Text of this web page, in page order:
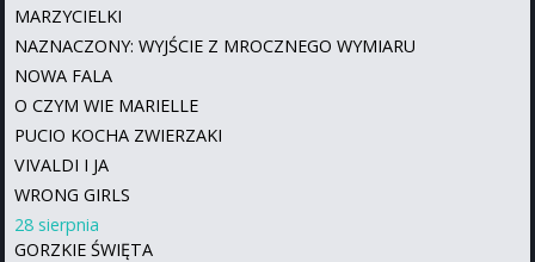
MARZYCIELKI
NAZNACZONY: WYJŚCIE Z MROCZNEGO WYMIARU
NOWA FALA
O CZYM WIE MARIELLE
PUCIO KOCHA ZWIERZAKI
VIVALDI I JA
WRONG GIRLS
28 sierpnia
GORZKIE ŚWIĘTA